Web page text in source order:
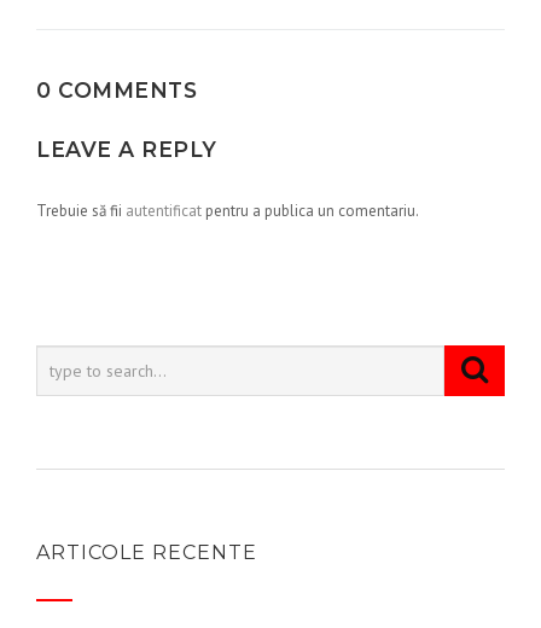
0 COMMENTS
LEAVE A REPLY
Trebuie să fii autentificat pentru a publica un comentariu.
ARTICOLE RECENTE